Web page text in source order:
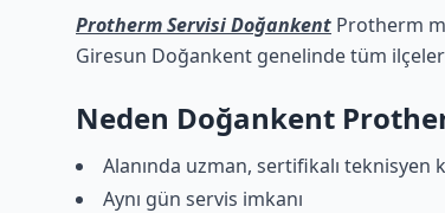
Protherm Servisi Doğankent Protherm
Giresun Doğankent genelinde tüm
Neden Doğankent
Alanında uzman, sertifikalı teknisyen
Aynı gün servis imkanı